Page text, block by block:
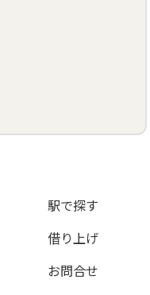
駅で探す
借り上げ
お問合せ